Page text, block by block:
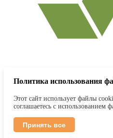
info@sscclub.ru
О проекте
Новости
Все права защищены
© 2026 Метрики эффективности
Политика Конфиденциальности
Политика использования
Этот сайт использует файлы
соглашаетесь с использованием
Принять все